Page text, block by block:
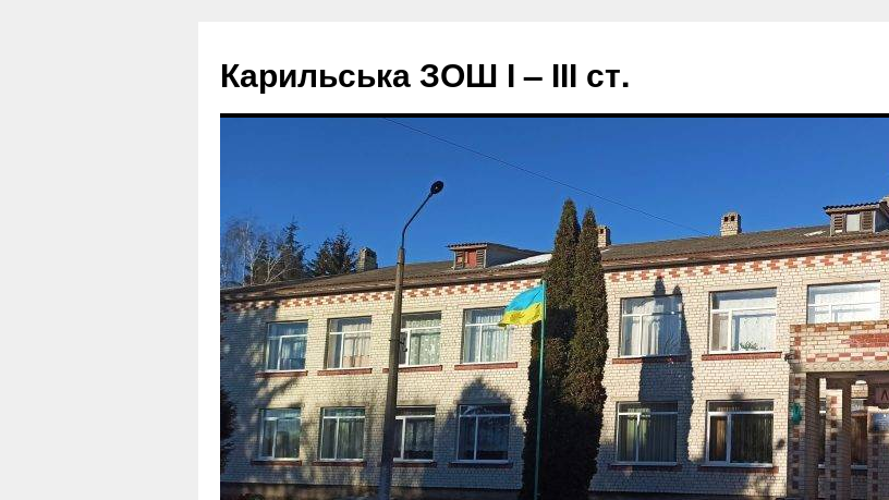
вмісту
Карильська ЗОШ І – ІІІ ст.